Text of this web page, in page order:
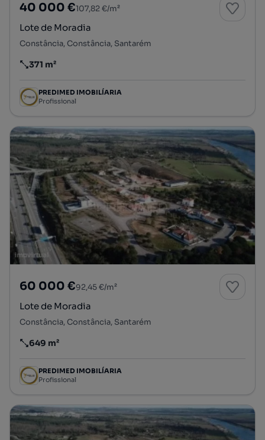
40 000 €107,82 €/m²
Lote de Moradia
Constância, Constância, Santarém
Preço por metro quadrado
371 m²
PREDIMED IMOBILÍARIA
Profissional
60 000 €92,45 €/m²
Lote de Moradia
Constância, Constância, Santarém
Preço por metro quadrado
649 m²
PREDIMED IMOBILÍARIA
Profissional